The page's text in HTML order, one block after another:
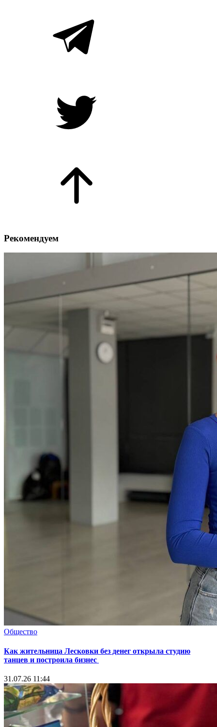
Рекомендуем
Общество
Как жительница Лесковки без денег открыла студию
танцев и построила бизнес
31.07.26 11:44